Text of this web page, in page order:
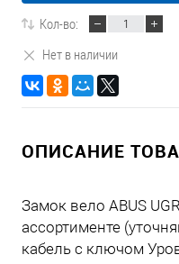
Кол-во:
Нет в наличии
ОПИСАНИЕ
Замок вело ABUS
ассортименте
кабель с ключом